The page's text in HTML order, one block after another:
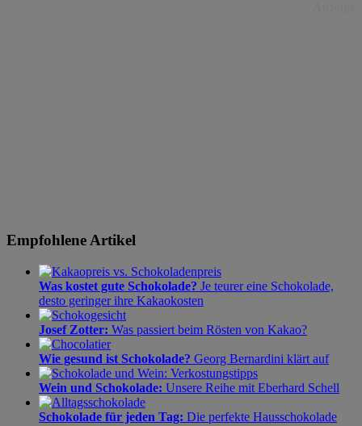
Empfohlene Artikel
Was kostet gute Schokolade? Je teurer eine Schokolade,
desto geringer ihre Kakaokosten
Josef Zotter: Was passiert beim Rösten von Kakao?
Wie gesund ist Schokolade? Georg Bernardini klärt auf
Wein und Schokolade: Unsere Reihe mit Eberhard Schell
Schokolade für jeden Tag: Die perfekte Hausschokolade